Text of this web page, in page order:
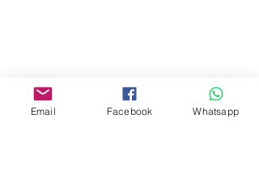
Address:
Email Facebook Whatsapp